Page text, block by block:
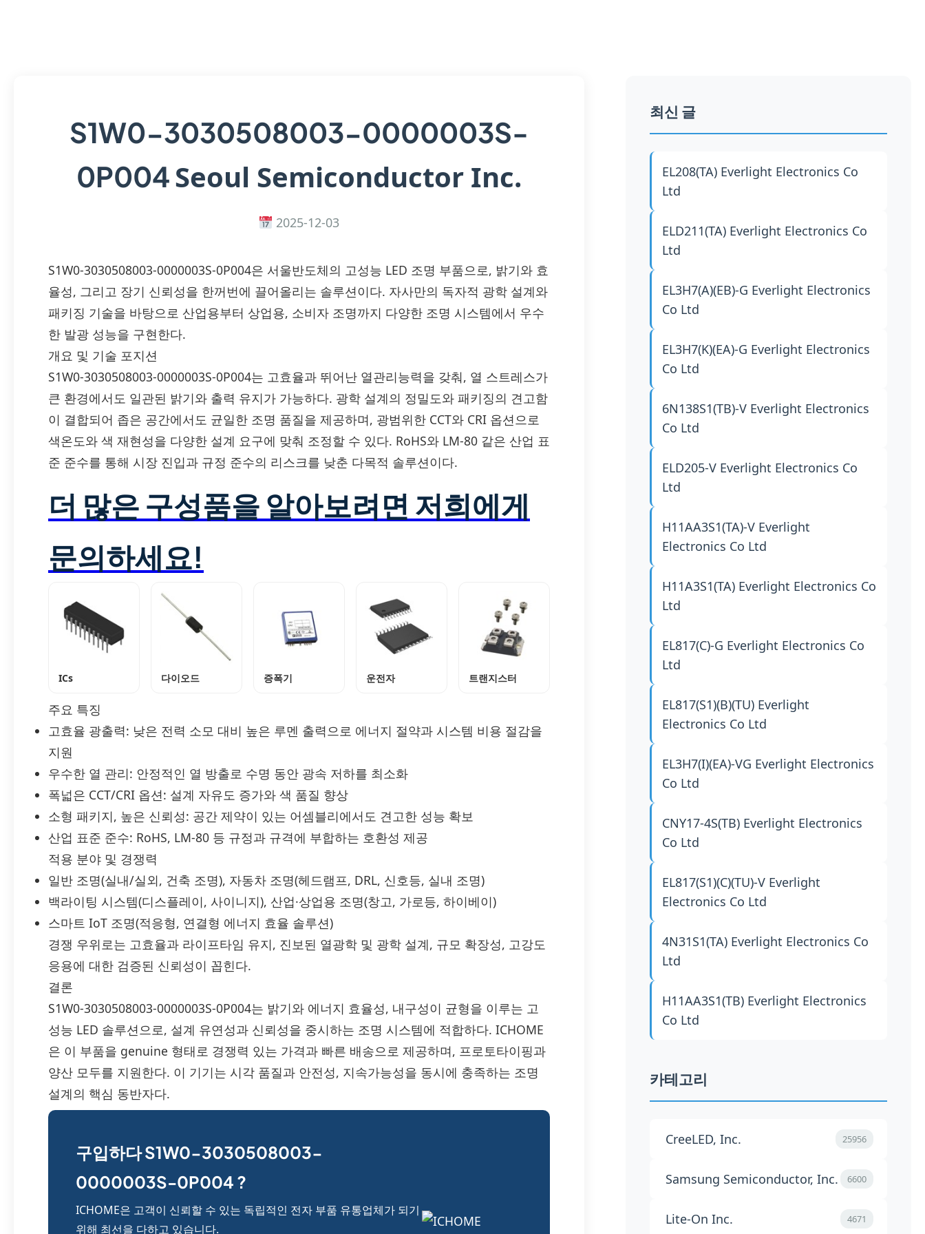
S1W0-3030508003-0000003S-
0P004Seoul Semiconductor Inc.
2025-12-03
S1W0-3030508003-0000003S-0P004은 서울반도체의 고성능 LED 조명 부품으로, 밝기와 효
율성, 그리고 장기 신뢰성을 한꺼번에 끌어올리는 솔루션이다. 자사만의 독자적 광학 설계와
패키징 기술을 바탕으로 산업용부터 상업용, 소비자 조명까지 다양한 조명 시스템에서 우수
한 발광 성능을 구현한다.
개요 및 기술 포지션
S1W0-3030508003-0000003S-0P004는 고효율과 뛰어난 열관리능력을 갖춰, 열 스트레스가
큰 환경에서도 일관된 밝기와 출력 유지가 가능하다. 광학 설계의 정밀도와 패키징의 견고함
이 결합되어 좁은 공간에서도 균일한 조명 품질을 제공하며, 광범위한 CCT와 CRI 옵션으로
색온도와 색 재현성을 다양한 설계 요구에 맞춰 조정할 수 있다. RoHS와 LM-80 같은 산업 표
준 준수를 통해 시장 진입과 규정 준수의 리스크를 낮춘 다목적 솔루션이다.
더 많은 구성품을 알아보려면 저희에게
문의하세요!
ICs 다이오드 증폭기 운전자 트랜지스터
주요 특징
고효율 광출력: 낮은 전력 소모 대비 높은 루멘 출력으로 에너지 절약과 시스템 비용 절감을
지원
우수한 열 관리: 안정적인 열 방출로 수명 동안 광속 저하를 최소화
폭넓은 CCT/CRI 옵션: 설계 자유도 증가와 색 품질 향상
소형 패키지, 높은 신뢰성: 공간 제약이 있는 어셈블리에서도 견고한 성능 확보
산업 표준 준수: RoHS, LM-80 등 규정과 규격에 부합하는 호환성 제공
적용 분야 및 경쟁력
일반 조명(실내/실외, 건축 조명), 자동차 조명(헤드램프, DRL, 신호등, 실내 조명)
백라이팅 시스템(디스플레이, 사이니지), 산업·상업용 조명(창고, 가로등, 하이베이)
스마트 IoT 조명(적응형, 연결형 에너지 효율 솔루션)
경쟁 우위로는 고효율과 라이프타임 유지, 진보된 열광학 및 광학 설계, 규모 확장성, 고강도
응용에 대한 검증된 신뢰성이 꼽힌다.
결론
S1W0-3030508003-0000003S-0P004는 밝기와 에너지 효율성, 내구성이 균형을 이루는 고
성능 LED 솔루션으로, 설계 유연성과 신뢰성을 중시하는 조명 시스템에 적합하다. ICHOME
은 이 부품을 genuine 형태로 경쟁력 있는 가격과 빠른 배송으로 제공하며, 프로토타이핑과
양산 모두를 지원한다. 이 기기는 시각 품질과 안전성, 지속가능성을 동시에 충족하는 조명
설계의 핵심 동반자다.
구입하다 S1W0-3030508003-
0000003S-0P004 ?
ICHOME은 고객이 신뢰할 수 있는 독립적인 전자 부품 유통업체가 되기
위해 최선을 다하고 있습니다.
최신 글
EL208(TA) Everlight Electronics Co
Ltd
ELD211(TA) Everlight Electronics Co
Ltd
EL3H7(A)(EB)-G Everlight Electronics
Co Ltd
EL3H7(K)(EA)-G Everlight Electronics
Co Ltd
6N138S1(TB)-V Everlight Electronics
Co Ltd
ELD205-V Everlight Electronics Co
Ltd
H11AA3S1(TA)-V Everlight
Electronics Co Ltd
H11A3S1(TA) Everlight Electronics Co
Ltd
EL817(C)-G Everlight Electronics Co
Ltd
EL817(S1)(B)(TU) Everlight
Electronics Co Ltd
EL3H7(I)(EA)-VG Everlight Electronics
Co Ltd
CNY17-4S(TB) Everlight Electronics
Co Ltd
EL817(S1)(C)(TU)-V Everlight
Electronics Co Ltd
4N31S1(TA) Everlight Electronics Co
Ltd
H11AA3S1(TB) Everlight Electronics
Co Ltd
카테고리
CreeLED, Inc. 25956
Samsung Semiconductor, Inc. 6600
Lite-On Inc. 4671